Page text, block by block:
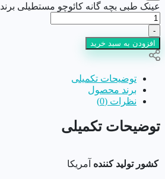
عینک طبی بچه گانه کائوچو مستطیلی برند New Balance عدد
-
افزودن به سبد خرید
توضیحات تکمیلی
برند محصول
نظرات (0)
توضیحات تکمیلی
کشور تولید کننده آمریکا